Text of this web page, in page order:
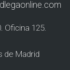
Oficina 125.
de Madrid